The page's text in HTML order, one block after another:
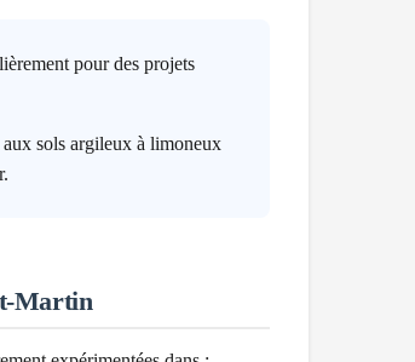
pour des projets
sols argileux à limoneux
Martin